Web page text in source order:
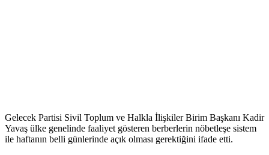
Gelecek Partisi Sivil Toplum ve Halkla İlişkiler Birim Başkanı Kadir
Yavaş ülke genelinde faaliyet gösteren berberlerin nöbetleşe sistem
ile haftanın belli günlerinde açık olması gerektiğini ifade etti.